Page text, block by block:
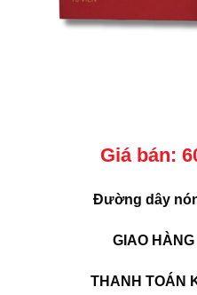
Giá bán:
Đường dây
GIAO
THANH TOÁN